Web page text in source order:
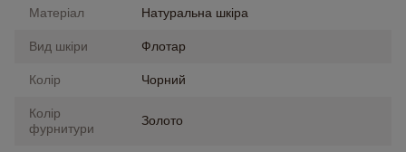
Матеріал Натуральна шкіра
Вид шкіри Флотар
Колір Чорний
Колір
фурнитури
Золото